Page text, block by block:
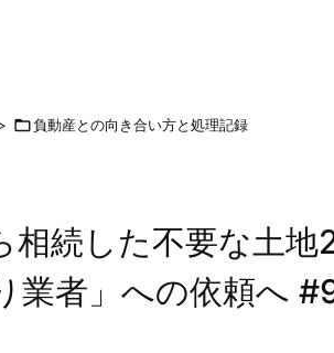
負動産との向き合い方と処理記録
相続した不要な土地
業者」への依頼へ